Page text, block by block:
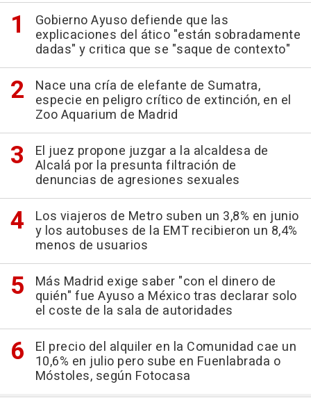
Gobierno Ayuso defiende que las
explicaciones del ático "están sobradamente
dadas" y critica que se "saque de contexto"
Nace una cría de elefante de Sumatra,
especie en peligro crítico de extinción, en el
Zoo Aquarium de Madrid
El juez propone juzgar a la alcaldesa de
Alcalá por la presunta filtración de
denuncias de agresiones sexuales
Los viajeros de Metro suben un 3,8% en junio
y los autobuses de la EMT recibieron un 8,4%
menos de usuarios
Más Madrid exige saber "con el dinero de
quién" fue Ayuso a México tras declarar solo
el coste de la sala de autoridades
El precio del alquiler en la Comunidad cae un
10,6% en julio pero sube en Fuenlabrada o
Móstoles, según Fotocasa